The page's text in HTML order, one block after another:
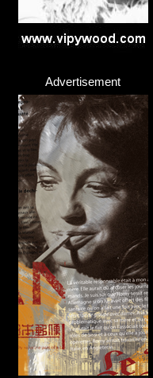
Advertisement